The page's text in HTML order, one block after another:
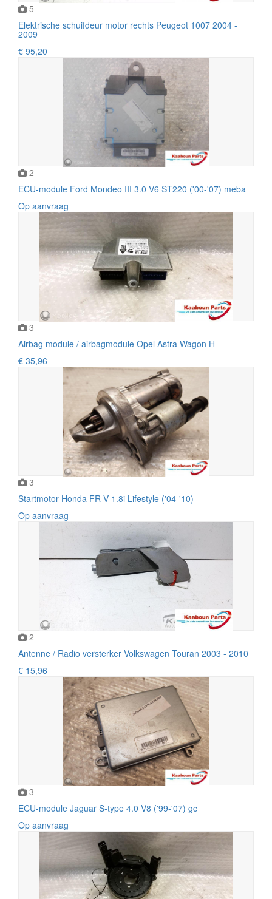
5
Elektrische schuifdeur motor rechts Peugeot 1007 2004 -
2009
€ 95,20
2
ECU-module Ford Mondeo III 3.0 V6 ST220 ('00-'07) meba
Op aanvraag
3
Airbag module / airbagmodule Opel Astra Wagon H
€ 35,96
3
Startmotor Honda FR-V 1.8i Lifestyle ('04-'10)
Op aanvraag
2
Antenne / Radio versterker Volkswagen Touran 2003 - 2010
€ 15,96
3
ECU-module Jaguar S-type 4.0 V8 ('99-'07) gc
Op aanvraag